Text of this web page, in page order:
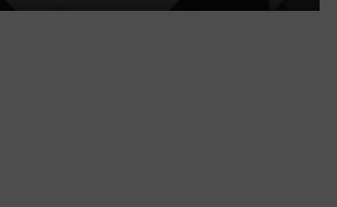
Mute Settings
PIP
Enter